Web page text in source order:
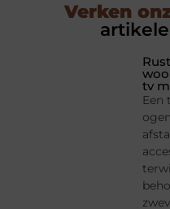
Verken
tv
Een